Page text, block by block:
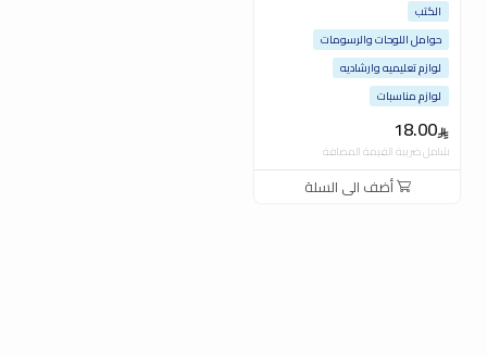
18.00
الكتب
حوامل اللوحات والرسومات
لوازم تعليميه وارشاديه
لوازم مناسبات
شامل ضريبة القيمة المضافة
أضف الى السلة